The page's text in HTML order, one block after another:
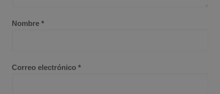
Nombre *
Correo electrónico *